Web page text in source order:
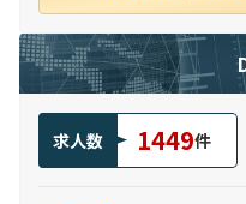
求人数 1449件